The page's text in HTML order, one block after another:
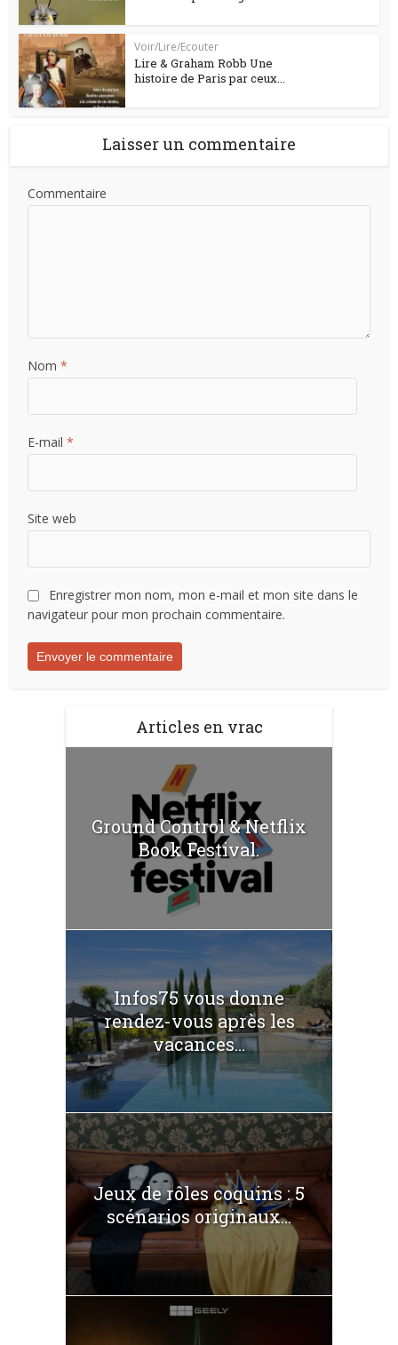
Voir/Lire/Ecouter
Lire & Graham Robb Une
histoire de Paris par ceux...
Laisser un commentaire
Commentaire
Nom*
E-mail*
Site web
Enregistrer mon nom, mon e-mail et mon site dans le
navigateur pour mon prochain commentaire.
Articles en vrac
Ground Control & Netflix
Book Festival.
Infos75 vous donne
rendez-vous après les
vacances...
Jeux de rôles coquins : 5
scénarios originaux...